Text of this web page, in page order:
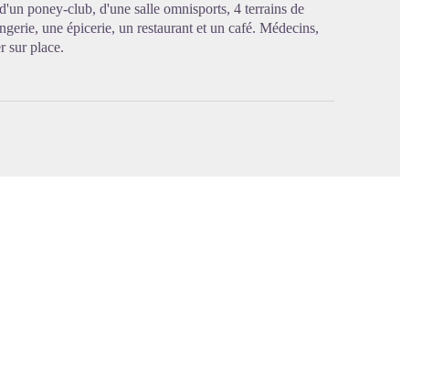
poney-club, d'une salle omnisports, 4 terrains de
une épicerie, un restaurant et un café. Médecins,
sur place.